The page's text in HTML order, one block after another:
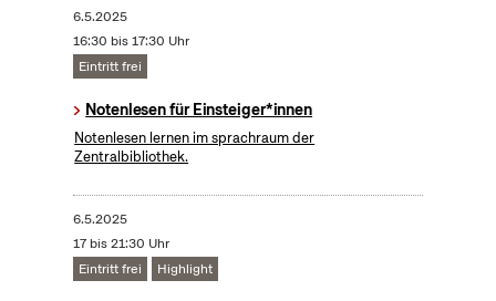
6.5.2025
16:30 bis 17:30 Uhr
Eintritt frei
Notenlesen für Einsteiger*innen
Notenlesen lernen im sprachraum der
Zentralbibliothek.
6.5.2025
17 bis 21:30 Uhr
Eintritt frei
Highlight